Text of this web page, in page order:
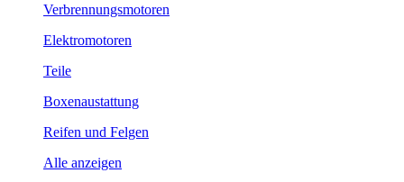
Verbrennungsmotoren
Elektromotoren
Teile
Boxenaustattung
Reifen und Felgen
Alle anzeigen